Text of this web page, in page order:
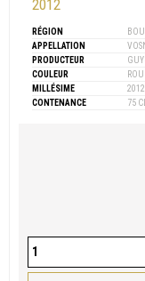
2012
RÉGION
APPELLATION
PRODUCTEUR
COULEUR
MILLÉSIME
2012
CONTENANCE
75 CL